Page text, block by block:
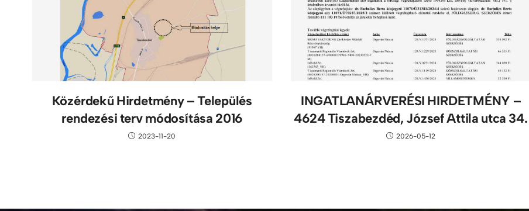
Közérdekű Hirdetmény – Település
rendezési terv módosítása 2016
2023-11-20
INGATLANÁRVERÉSI HIRDETMÉNY –
4624 Tiszabezdéd, József Attila utca 34.
2026-05-12